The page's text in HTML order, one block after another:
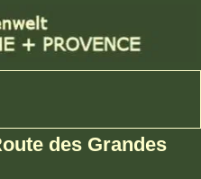
des Grandes